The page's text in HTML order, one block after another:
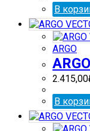
В
ARGO
2.415,00
В